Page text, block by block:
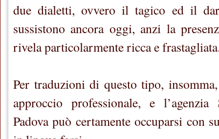
due dialetti, ovvero il tagico ed il
sussistono ancora oggi, anzi la
rivela particolarmente ricca e
Per traduzioni di questo tipo,
approccio professionale, e l’agenzia
Padova può certamente occuparsi con